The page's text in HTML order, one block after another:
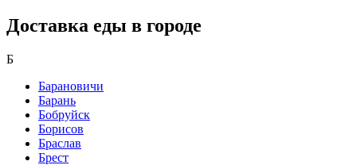
Доставка еды в городе
Б
Барановичи
Барань
Бобруйск
Борисов
Браслав
Брест